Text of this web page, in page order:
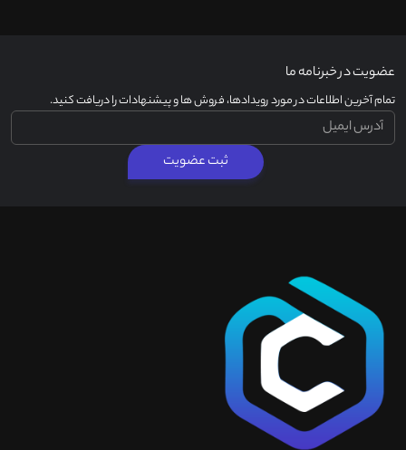
عضویت در خبرنامه ما
تمام آخرین اطلاعات در مورد رویدادها، فروش ها و پیشنهادات را دریافت کنید.
ثبت عضویت